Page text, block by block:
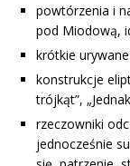
powtórzenia i
pod Miodową,
krótkie
konstrukcje
trójkąt”,
rzeczowniki
jednocześnie